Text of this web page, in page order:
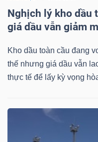
Nghịch lý kho dầu
giá dầu vẫn giảm
Kho dầu toàn cầu đang
thế nhưng giá dầu vẫn
thực tế để lấy kỳ vọng
viết
của
tác